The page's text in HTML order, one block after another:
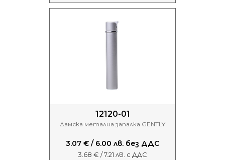
12120-01
Дамска метална запалка GENTLY
3.07 € / 6.00 лв. без ДДС
3.68 € / 7.21 лв. с ДДС